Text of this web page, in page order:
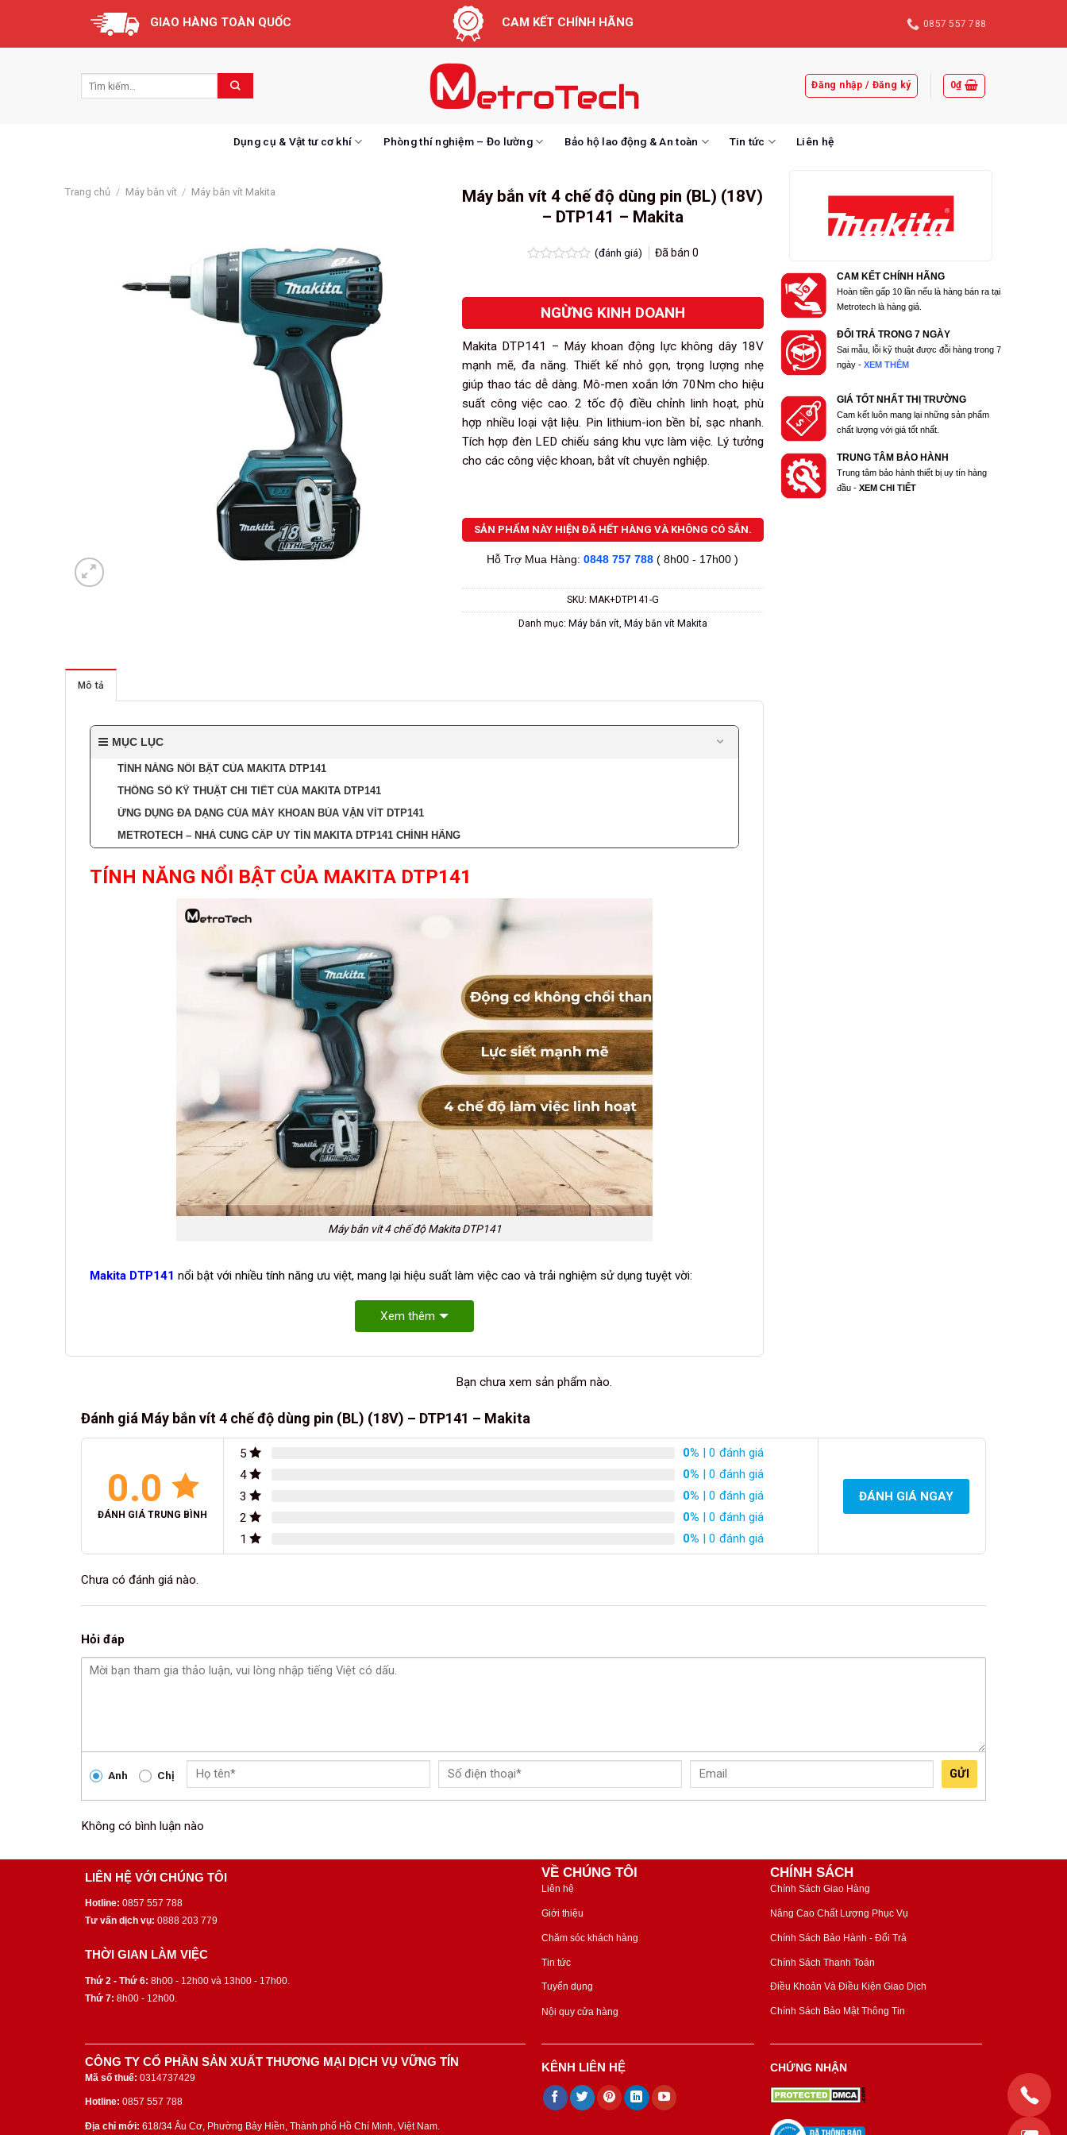
content
GIAO HÀNG TOÀN QUỐC CAM KẾT CHÍNH HÃNG 0857 557 788
Đăng nhập / Đăng ký 0₫
Dụng cụ & Vật tư cơ khí Phòng thí nghiệm – Đo lường Bảo hộ lao động & An toàn Tin tức Liên hệ
Trang chủ / Máy bắn vít / Máy bắn vít Makita
Máy bắn vít 4 chế độ dùng pin (BL) (18V)
– DTP141 – Makita
hạng
0.0
(đánh giá) Đã bán 0
NGỪNG KINH DOANH
Makita DTP141 – Máy khoan động lực không dây 18V
mạnh mẽ, đa năng. Thiết kế nhỏ gọn, trọng lượng nhẹ
giúp thao tác dễ dàng. Mô-men xoắn lớn 70Nm cho hiệu
suất công việc cao. 2 tốc độ điều chỉnh linh hoạt, phù
hợp nhiều loại vật liệu. Pin lithium-ion bền bỉ, sạc nhanh.
Tích hợp đèn LED chiếu sáng khu vực làm việc. Lý tưởng
cho các công việc khoan, bắt vít chuyên nghiệp.
SẢN PHẨM NÀY HIỆN ĐÃ HẾT HÀNG VÀ KHÔNG CÓ SẴN.
Hỗ Trợ Mua Hàng:0848 757 788 ( 8h00 - 17h00 )
SKU: MAK+DTP141-G
Danh mục: Máy bắn vít, Máy bắn vít Makita
CAM KẾT CHÍNH HÃNG
Hoàn tiền gấp 10 lần nếu là hàng bán ra tại
Metrotech là hàng giả.
ĐỔI TRẢ TRONG 7 NGÀY
Sai mẫu, lỗi kỹ thuật được đỗi hàng trong 7
ngày -XEM THÊM
GIÁ TỐT NHẤT THỊ TRƯỜNG
Cam kết luôn mang lại những sản phẩm
chất lượng với giá tốt nhất.
TRUNG TÂM BẢO HÀNH
Trung tâm bảo hành thiết bị uy tín hàng
đầu - XEM CHI TIẾT
Mô tả
MỤC LỤC
TÍNH NĂNG NỔI BẬT CỦA MAKITA DTP141
THÔNG SỐ KỸ THUẬT CHI TIẾT CỦA MAKITA DTP141
ỨNG DỤNG ĐA DẠNG CỦA MÁY KHOAN BÚA VẶN VÍT DTP141
METROTECH – NHÀ CUNG CẤP UY TÍN MAKITA DTP141 CHÍNH HÃNG
TÍNH NĂNG NỔI BẬT CỦA MAKITA DTP141
Máy bắn vít 4 chế độ Makita DTP141
Makita DTP141 nổi bật với nhiều tính năng ưu việt, mang lại hiệu suất làm việc cao và trải nghiệm sử dụng tuyệt vời:
Xem thêm
Bạn chưa xem sản phẩm nào.
Đánh giá Máy bắn vít 4 chế độ dùng pin (BL) (18V) – DTP141 – Makita
0.0
ĐÁNH GIÁ TRUNG BÌNH
5 0% | 0 đánh giá
4
0% | 0 đánh giá
3
0% | 0 đánh giá
2
0% | 0 đánh giá
1
0% | 0 đánh giá
ĐÁNH GIÁ NGAY
Chưa có đánh giá nào.
Hỏi đáp
Anh Chị GỬI
Không có bình luận nào
LIÊN HỆ VỚI CHÚNG TÔI
Hotline: 0857 557 788
Tư vấn dịch vụ: 0888 203 779
THỜI GIAN LÀM VIỆC
Thứ 2 - Thứ 6: 8h00 - 12h00 và 13h00 - 17h00.
Thứ 7: 8h00 - 12h00.
VỀ CHÚNG TÔI
Liên hệ
Giới thiệu
Chăm sóc khách hàng
Tin tức
Tuyển dụng
Nội quy cửa hàng
CHÍNH SÁCH
Chính Sách Giao Hàng
Nâng Cao Chất Lượng Phục Vụ
Chính Sách Bảo Hành - Đổi Trả
Chính Sách Thanh Toán
Điều Khoản Và Điều Kiện Giao Dịch
Chính Sách Bảo Mật Thông Tin
CÔNG TY CỔ PHẦN SẢN XUẤT THƯƠNG MẠI DỊCH VỤ VỮNG TÍN
Mã số thuế: 0314737429
Hotline: 0857 557 788
Địa chỉ mới: 618/34 Âu Cơ, Phường Bảy Hiền, Thành phố Hồ Chí Minh, Việt Nam.
KÊNH LIÊN HỆ CHỨNG NHẬN